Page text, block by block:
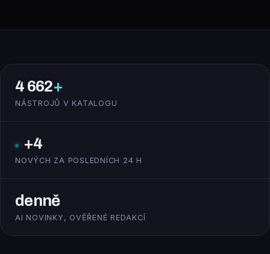
4 662+
NÁSTROJŮ V KATALOGU
+4
NOVÝCH ZA POSLEDNÍCH 24 H
denně
AI NOVINKY, OVĚŘENÉ REDAKCÍ